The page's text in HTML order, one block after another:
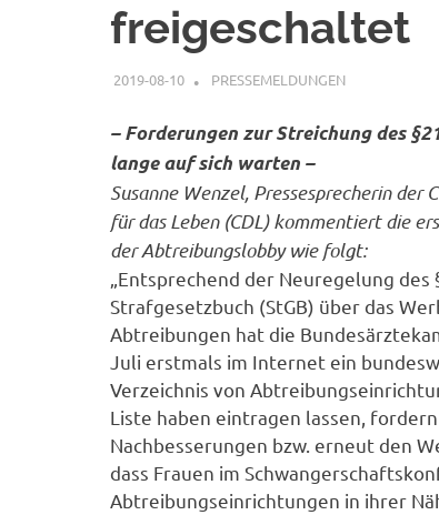
freigeschaltet
2019-08-10 G A
PRESSEMELDUNGEN
– Forderungen zur Streichung des
lange auf sich warten –
Susanne Wenzel, Pressesprecherin der
für das Leben (CDL) kommentiert die
der Abtreibungslobby wie folgt:
„Entsprechend der Neuregelung des
Strafgesetzbuch (StGB) über das
Abtreibungen hat die
Juli erstmals im Internet ein
Verzeichnis von
Liste haben eintragen lassen,
Nachbesserungen bzw. erneut den
dass Frauen im
Abtreibungseinrichtungen in ihrer